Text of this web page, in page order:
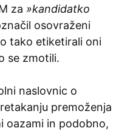
za »kandidatko
osovraženi
tako etiketirali oni
se zmotili.
naslovnic o
premoženja
oazami in podobno,